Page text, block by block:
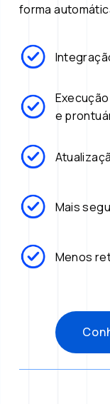
forma
e
Mais
Menos